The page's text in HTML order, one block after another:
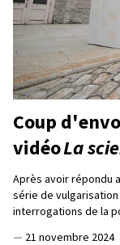
Coup
vidéoLa
Après avoir répondu
série de
interrogations de la
— 21 novembre 2024